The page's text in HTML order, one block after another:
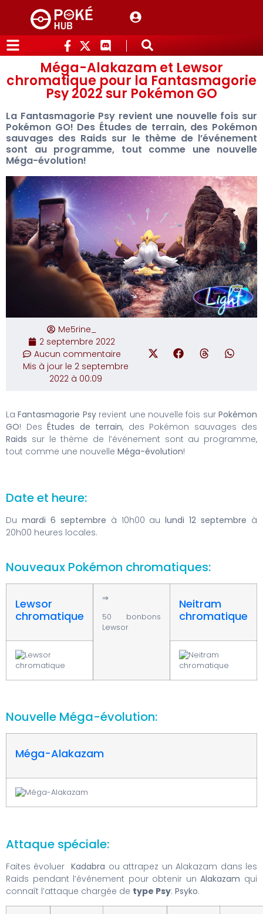
Méga-Alakazam et Lewsor
chromatique pour la Fantasmagorie
Psy 2022 sur Pokémon GO
La Fantasmagorie Psy revient une nouvelle fois sur
Pokémon GO! Des Études de terrain, des Pokémon
sauvages des Raids sur le thème de l’événement
sont au programme, tout comme une nouvelle
Méga-évolution!
Me5rine_
2 septembre 2022
Aucun commentaire
Mis à jour le 2 septembre
2022 à 00:09
LaFantasmagorie Psyrevient une nouvelle fois sur Pokémon
GO! Des Études de terrain, des Pokémon sauvages des
Raids sur le thème de l’événement sont au programme,
tout comme une nouvelle Méga-évolution!
Date et heure:
Du mardi 6 septembre à 10h00 aulundi 12 septembre à
20h00 heures locales.
Nouveaux Pokémon chromatiques:
Lewsor
chromatique
⇒
50 bonbons
Lewsor
Neitram
chromatique
Nouvelle Méga-évolution:
Méga-Alakazam
Attaque spéciale:
Faites évoluer Kadabra ou attrapez un Alakazam dans les
Raids pendant l’événement pour obtenir unAlakazam qui
connaît l’attaque chargée de type Psy: Psyko.